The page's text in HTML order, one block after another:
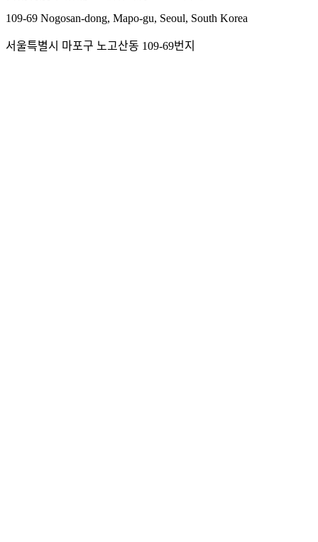
109-69 Nogosan-dong, Mapo-gu, Seoul, South Korea
서울특별시 마포구 노고산동 109-69번지